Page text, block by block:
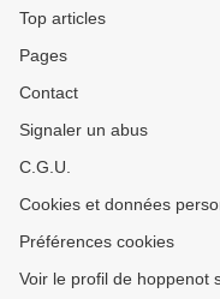
Top articles
Pages
Contact
Signaler un abus
C.G.U.
Cookies et données
Préférences cookies
Voir le profil de hoppenot